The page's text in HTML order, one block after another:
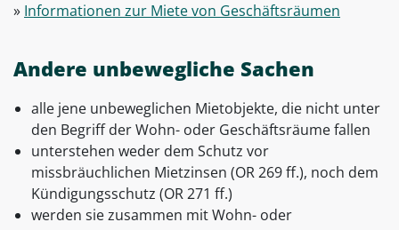
» Informationen zur Miete von Geschäftsräumen
Andere unbewegliche Sachen
alle jene unbeweglichen Mietobjekte, die nicht unter
den Begriff der Wohn- oder Geschäftsräume fallen
unterstehen weder dem Schutz vor
missbräuchlichen Mietzinsen (OR 269 ff.), noch dem
Kündigungsschutz (OR 271 ff.)
werden sie zusammen mit Wohn- oder